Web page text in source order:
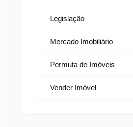
Legislação
Mercado Imobiliário
Permuta de Imóveis
Vender Imóvel